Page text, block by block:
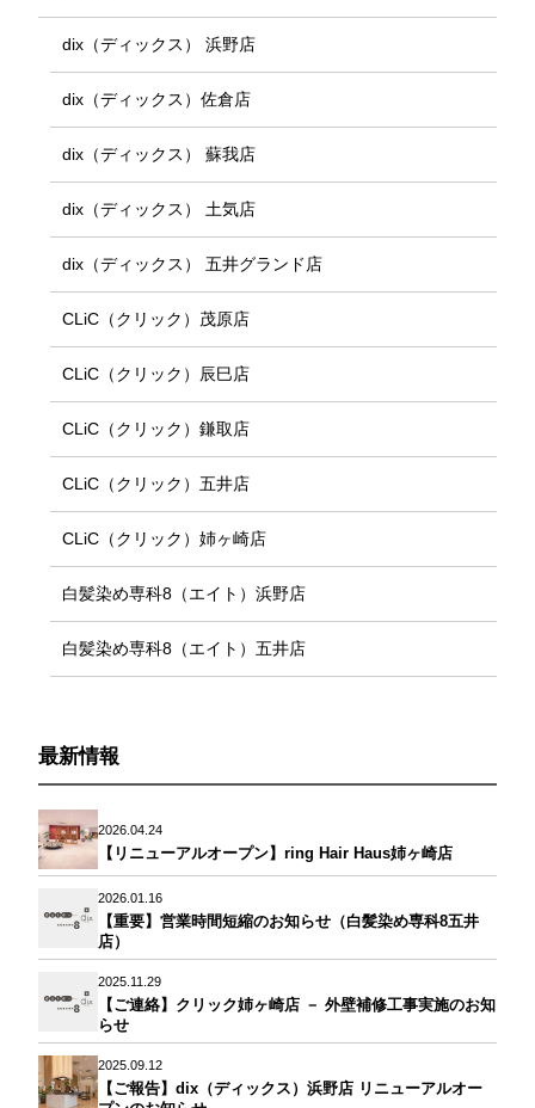
dix（ディックス） 浜野店
dix（ディックス）佐倉店
dix（ディックス） 蘇我店
dix（ディックス） 土気店
dix（ディックス） 五井グランド店
CLiC（クリック）茂原店
CLiC（クリック）辰巳店
CLiC（クリック）鎌取店
CLiC（クリック）五井店
CLiC（クリック）姉ヶ崎店
白髪染め専科8（エイト）浜野店
白髪染め専科8（エイト）五井店
最新情報
2026.04.24
【リニューアルオープン】ring Hair Haus姉ヶ崎店
2026.01.16
【重要】営業時間短縮のお知らせ（白髪染め専科8五井
店）
2025.11.29
【ご連絡】クリック姉ヶ崎店 － 外壁補修工事実施のお知
らせ
2025.09.12
【ご報告】dix（ディックス）浜野店 リニューアルオー